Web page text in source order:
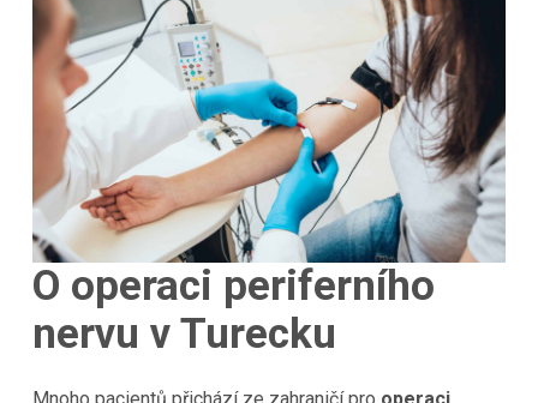
O operaci periferního
nervu v Turecku